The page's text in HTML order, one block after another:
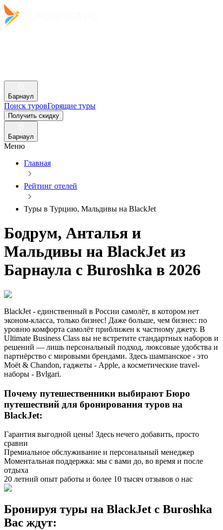
Барнаул
Поиск туровГорящие туры
Получить скидку
Барнаул
Меню
Главная
Рейтинг отелей
Туры в Турцию, Мальдивы на BlackJet
Бодрум, Анталья и
Мальдивы на BlackJet из
Барнаула с Buroshka в 2026
BlackJet - единственный в России самолёт, в котором нет
эконом-класса, только бизнес! Даже больше, чем бизнес: по
уровню комфорта самолёт приближен к частному джету. В
Ultimate Business Class вы не встретите стандартных наборов и
решений — лишь персональный подход, люксовые удобства и
партнёрство с мировыми брендами. Здесь шампанское - это
Moët & Chandon, гаджеты - Apple, а косметические travel-
наборы - Bvlgari.
Почему путешественники выбирают Бюро
путешествий для бронирования туров на
BlackJet:
Гарантия выгодной цены! Здесь нечего добавить, просто
сравни
Премиальное обслуживание и персональный менеджер
Моментальная поддержка: мы с вами до, во время и после
отдыха
20 летний опыт работы и более 10 тысяч отзывов о нас
Бронируя туры на BlackJet с Buroshka
Вас ждут: